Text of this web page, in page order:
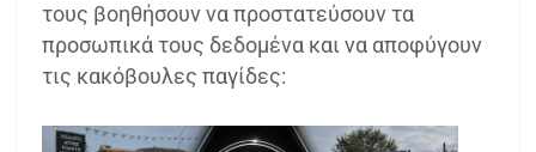
τους βοηθήσουν να προστατεύσουν τα
προσωπικά τους δεδομένα και να αποφύγουν
τις κακόβουλες παγίδες: